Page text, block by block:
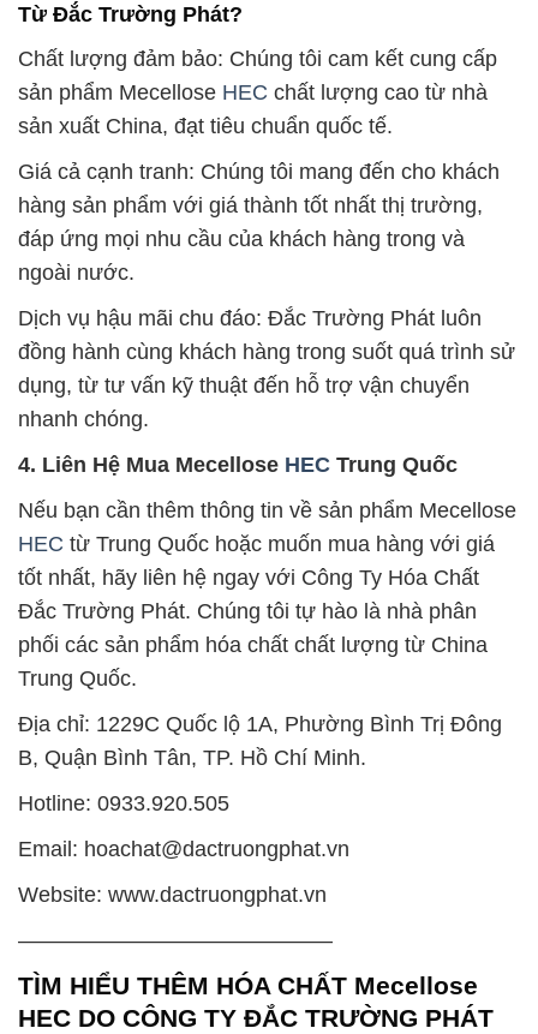
Từ Đắc Trường Phát?
Chất lượng đảm bảo: Chúng tôi cam kết cung cấp
sản phẩm Mecellose HEC chất lượng cao từ nhà
sản xuất China, đạt tiêu chuẩn quốc tế.
Giá cả cạnh tranh: Chúng tôi mang đến cho khách
hàng sản phẩm với giá thành tốt nhất thị trường,
đáp ứng mọi nhu cầu của khách hàng trong và
ngoài nước.
Dịch vụ hậu mãi chu đáo: Đắc Trường Phát luôn
đồng hành cùng khách hàng trong suốt quá trình sử
dụng, từ tư vấn kỹ thuật đến hỗ trợ vận chuyển
nhanh chóng.
4. Liên Hệ Mua Mecellose HEC Trung Quốc
Nếu bạn cần thêm thông tin về sản phẩm Mecellose
HEC từ Trung Quốc hoặc muốn mua hàng với giá
tốt nhất, hãy liên hệ ngay với Công Ty Hóa Chất
Đắc Trường Phát. Chúng tôi tự hào là nhà phân
phối các sản phẩm hóa chất chất lượng từ China
Trung Quốc.
Địa chỉ: 1229C Quốc lộ 1A, Phường Bình Trị Đông
B, Quận Bình Tân, TP. Hồ Chí Minh.
Hotline: 0933.920.505
Email: hoachat@dactruongphat.vn
Website: www.dactruongphat.vn
——————————————–
TÌM HIỂU THÊM HÓA CHẤT Mecellose
HEC DO CÔNG TY ĐẮC TRƯỜNG PHÁT